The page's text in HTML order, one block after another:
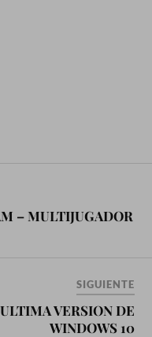
– MULTIJUGADOR
SIGUIENTE
VERSION DE
WINDOWS 10